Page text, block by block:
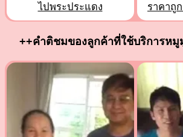
ไปพระประแดง
ราคาถู
++คำติชมของลูกค้าที่ใช้บริการหมู